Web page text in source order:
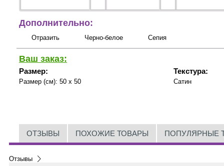
Дополнительно:
Отразить Черно-белое Сепия
Ваш заказ:
Размер:
Размер (см): 50 x 50
Текстура:
Сатин
ОТЗЫВЫ ПОХОЖИЕ ТОВАРЫ ПОПУЛЯРНЫЕ
Отзывы